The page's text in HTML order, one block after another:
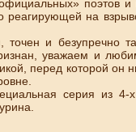
поэтов
реагирующей на
и безупречно
уважаем и
перед которой он
серия из 4-х